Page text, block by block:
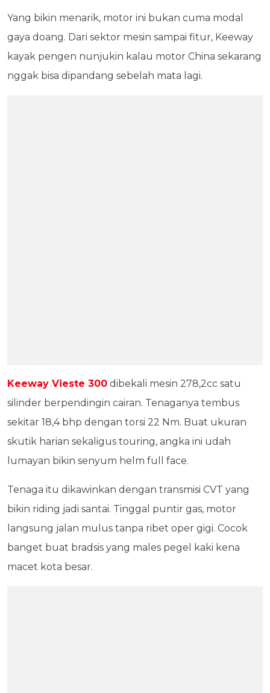
Yang bikin menarik, motor ini bukan cuma modal
gaya doang. Dari sektor mesin sampai fitur, Keeway
kayak pengen nunjukin kalau motor China sekarang
nggak bisa dipandang sebelah mata lagi.
Keeway Vieste 300 dibekali mesin 278,2cc satu
silinder berpendingin cairan. Tenaganya tembus
sekitar 18,4 bhp dengan torsi 22 Nm. Buat ukuran
skutik harian sekaligus touring, angka ini udah
lumayan bikin senyum helm full face.
Tenaga itu dikawinkan dengan transmisi CVT yang
bikin riding jadi santai. Tinggal puntir gas, motor
langsung jalan mulus tanpa ribet oper gigi. Cocok
banget buat bradsis yang males pegel kaki kena
macet kota besar.